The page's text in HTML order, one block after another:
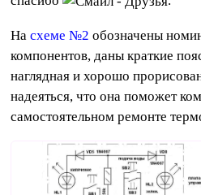
Насхеме №2 обозначены
компонентов, даны краткие
наглядная и хорошо
надеяться, что она поможет
самостоятельном ремонте